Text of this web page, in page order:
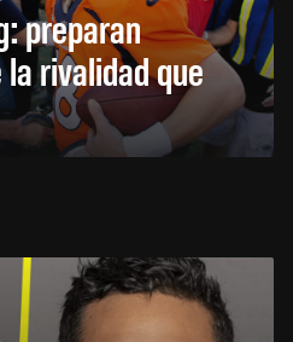
preparan
rivalidad que